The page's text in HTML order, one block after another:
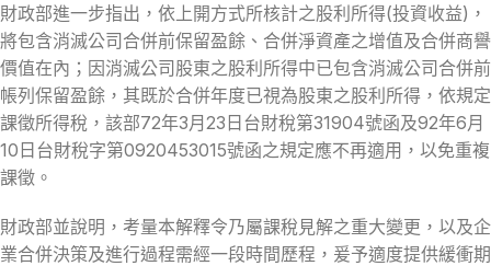
財政部進一步指出，依上開方式所核計之股利所得(投資收益)，
將包含消滅公司合併前保留盈餘、合併淨資產之增值及合併商譽
價值在內；因消滅公司股東之股利所得中已包含消滅公司合併前
帳列保留盈餘，其既於合併年度已視為股東之股利所得，依規定
課徵所得稅，該部72年3月23日台財稅第31904號函及92年6月
10日台財稅字第0920453015號函之規定應不再適用，以免重複
課徵。
財政部並說明，考量本解釋令乃屬課稅見解之重大變更，以及企
業合併決策及進行過程需經一段時間歷程，爰予適度提供緩衝期